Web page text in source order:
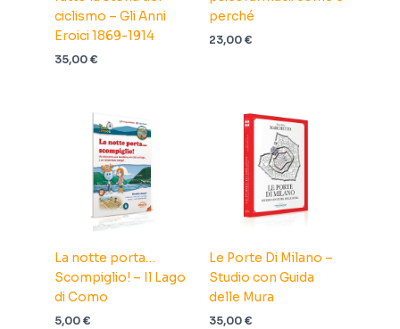
ciclismo – Gli Anni
Eroici 1869-1914
35,00€
perché
23,00€
La notte porta…
Scompiglio! – Il Lago
di Como
5,00€
Le Porte Di Milano –
Studio con Guida
delle Mura
35,00€